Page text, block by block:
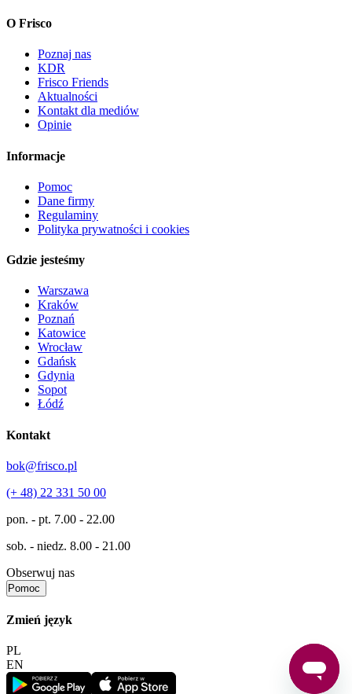
O Frisco
Poznaj nas
KDR
Frisco Friends
Aktualności
Kontakt dla mediów
Opinie
Informacje
Pomoc
Dane firmy
Regulaminy
Polityka prywatności i cookies
Gdzie jesteśmy
Warszawa
Kraków
Poznań
Katowice
Wrocław
Gdańsk
Gdynia
Sopot
Łódź
Kontakt
bok@frisco.pl
(+ 48) 22 331 50 00
pon. - pt. 7.00 - 22.00
sob. - niedz. 8.00 - 21.00
Obserwuj nas
Pomoc
Zmień język
PL
EN